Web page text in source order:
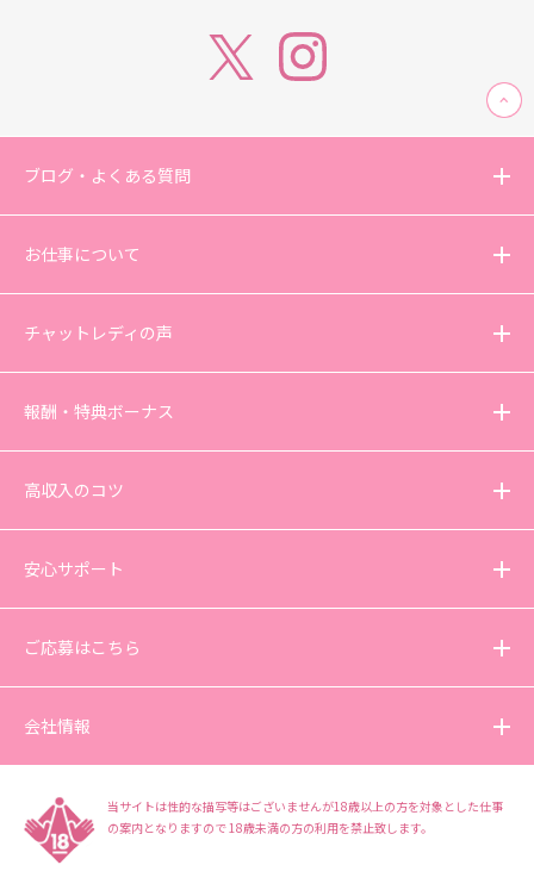
ブログ・よくある質問
お仕事について
チャットレディの声
報酬・特典ボーナス
高収入のコツ
安心サポート
ご応募はこちら
会社情報
当サイトは性的な描写等はございませんが18歳以上の方を対象とした仕事
の案内となりますので18歳未満の方の利用を禁止致します。